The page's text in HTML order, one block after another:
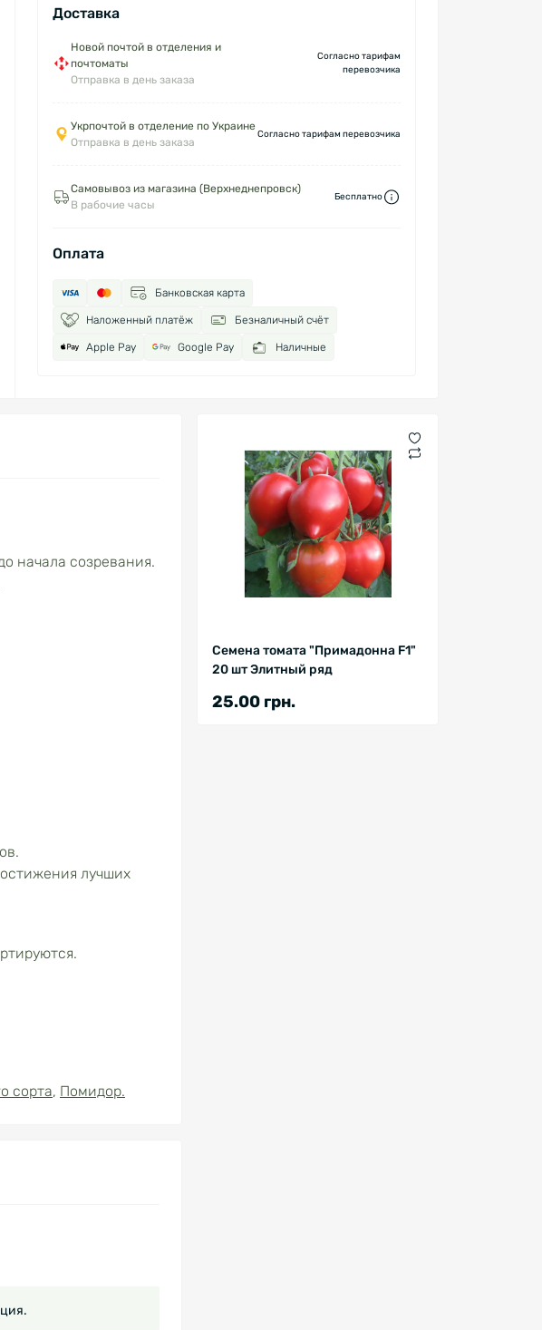
Доставка
Новой почтой в отделения и
почтоматы
Отправка в день заказа
Согласно тарифам
перевозчика
Укрпочтой в отделение по Украине
Отправка в день заказа
Согласно тарифам перевозчика
Самовывоз из магазина (Верхнеднепровск)
В рабочие часы
Бесплатно
Оплата
Банковская карта
Наложенный платёж Безналичный счёт
Apple Pay Google Pay Наличные
Семена томата "Примадонна F1"
20 шт Элитный ряд
25.00 грн.
начала созревания.
лучших
сорта, Помидор.